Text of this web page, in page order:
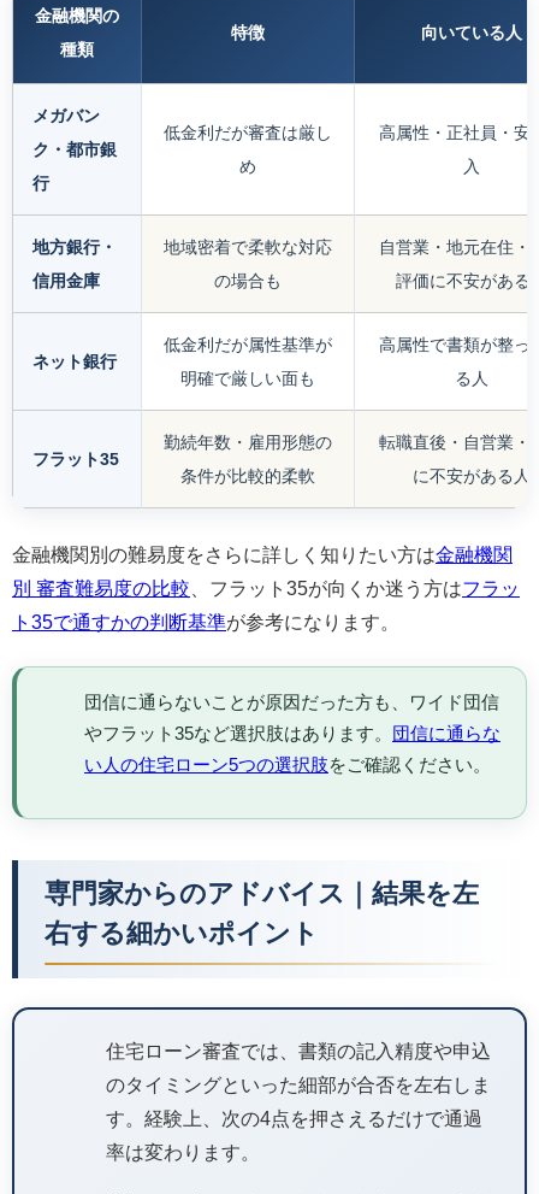
金融機関の
種類
特徴 向いている人
メガバン
ク・都市銀
行
低金利だが審査は厳し
め
高属性・正社員・安
入
地方銀行・
信用金庫
地域密着で柔軟な対応
の場合も
自営業・地元在住・
評価に不安がある
ネット銀行
低金利だが属性基準が
明確で厳しい面も
高属性で書類が整っ
る人
フラット35
勤続年数・雇用形態の
条件が比較的柔軟
転職直後・自営業・
に不安がある人
金融機関別の難易度をさらに詳しく知りたい方は金融機関
別 審査難易度の比較 、フラット35が向くか迷う方はフラッ
ト35で通すかの判断基準が参考になります。
団信に通らないことが原因だった方も、ワイド団信
やフラット35など選択肢はあります。
団信に通らな
い人の住宅ローン5つの選択肢 をご確認ください。
専門家からのアドバイス｜結果を左
右する細かいポイント
住宅ローン審査では、書類の記入精度や申込
のタイミングといった細部が合否を左右しま
す。経験上、次の4点を押さえるだけで通過
率は変わります。